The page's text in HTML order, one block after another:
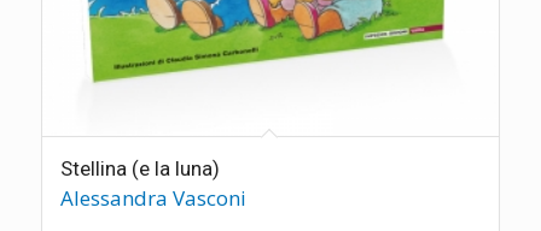
Stellina (e la luna)
Alessandra Vasconi